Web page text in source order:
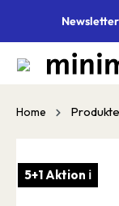
springen
Home Produkte
5+1 Aktion ℹ